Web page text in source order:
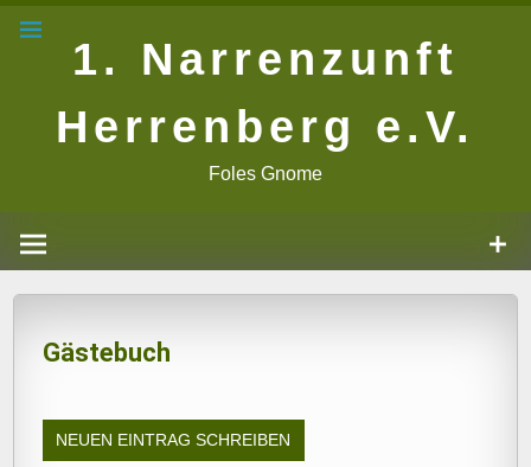
Zum
Inhalt
1. Narrenzunft
Herrenberg e.V.
Foles Gnome
Gästebuch